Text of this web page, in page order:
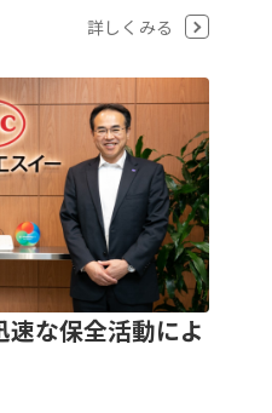
詳しくみる
な保全活動によ